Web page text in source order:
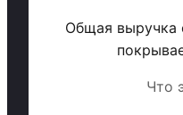
Общая выручка
Что